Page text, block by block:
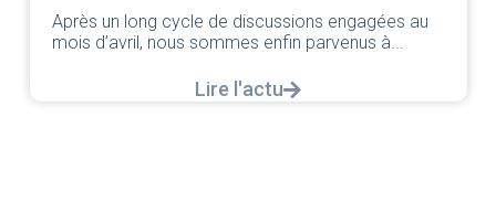
Après un long cycle de discussions engagées au
mois d’avril, nous sommes enfin parvenus à...
Lire l'actu